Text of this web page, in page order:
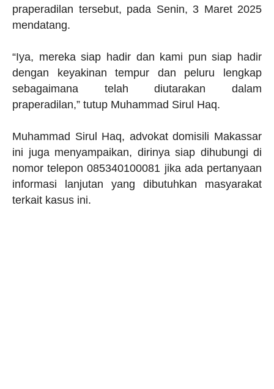
praperadilan tersebut, pada Senin, 3 Maret 2025
mendatang.
“Iya, mereka siap hadir dan kami pun siap hadir
dengan keyakinan tempur dan peluru lengkap
sebagaimana telah diutarakan dalam
praperadilan,” tutup Muhammad Sirul Haq.
Muhammad Sirul Haq, advokat domisili Makassar
ini juga menyampaikan, dirinya siap dihubungi di
nomor telepon 085340100081 jika ada pertanyaan
informasi lanjutan yang dibutuhkan masyarakat
terkait kasus ini.